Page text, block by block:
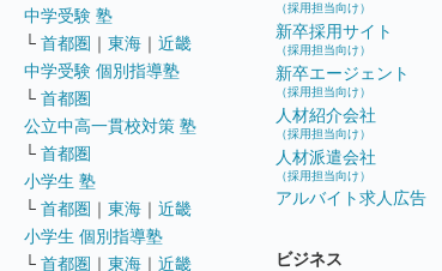
中学受験 塾
└ 首都圏 ｜ 東海 ｜ 近畿
中学受験 個別指導塾
└ 首都圏
公立中高一貫校対策 塾
└ 首都圏
小学生 塾
└ 首都圏 ｜ 東海 ｜ 近畿
小学生 個別指導塾
└ 首都圏 ｜ 東海 ｜ 近畿
（採用担当向け）
新卒採用サイト
（採用担当向け）
新卒エージェント
（採用担当向け）
人材紹介会社
（採用担当向け）
人材派遣会社
（採用担当向け）
アルバイト求人広告
ビジネス